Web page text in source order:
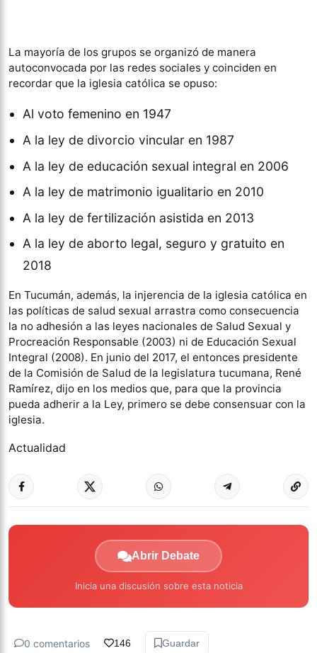
La mayoría de los grupos se organizó de manera
autoconvocada por las redes sociales y coinciden en
recordar que la iglesia católica se opuso:
Al voto femenino en 1947
A la ley de divorcio vincular en 1987
A la ley de educación sexual integral en 2006
A la ley de matrimonio igualitario en 2010
A la ley de fertilización asistida en 2013
A la ley de aborto legal, seguro y gratuito en
2018
En Tucumán, además, la injerencia de la iglesia católica en
las políticas de salud sexual arrastra como consecuencia
la no adhesión a las leyes nacionales de Salud Sexual y
Procreación Responsable (2003) ni de Educación Sexual
Integral (2008). En junio del 2017, el entonces presidente
de la Comisión de Salud de la legislatura tucumana, René
Ramírez, dijo en los medios que, para que la provincia
pueda adherir a la Ley, primero se debe consensuar con la
iglesia.
Actualidad
Abrir Debate
Inicia una discusión sobre esta noticia
0 comentarios 146 Guardar